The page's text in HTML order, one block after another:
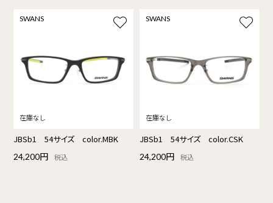
SWANS
JBSb1 54サイズ color.MBK
24,200円 税込
SWANS
JBSb1 54サイズ color.CSK
24,200円 税込